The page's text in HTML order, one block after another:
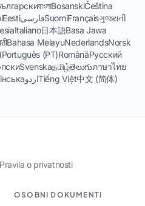
বাংলাBosanskiČeština
EestiفارسیSuomiFrançaisગુજરાતી
Italiano日本語Basa Jawa
Bahasa MelayuNederlandsNorsk
Português (PT)RomânăРусский
Svenskaதமிழ்తెలుగుภาษาไทย
اردوTiếng Việt中文 (简体)
Pravila o privatnosti
OSOBNI DOKUMENTI